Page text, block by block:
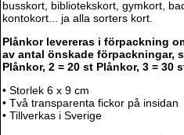
busskort, bibliotekskort, gymkort,
kontokort... ja alla sorters kort.
Plånkor levereras i förpackning
av antal önskade förpackningar,
Plånkor, 2 = 20 st Plånkor, 3 = 30
• Storlek 6 x 9 cm
• Två transparenta fickor på insidan
• Tillverkas i Sverige